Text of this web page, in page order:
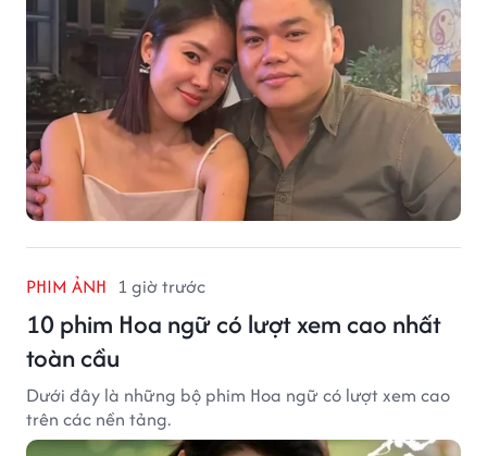
PHIM ẢNH 1 giờ trước
10 phim Hoa ngữ có lượt xem cao nhất
toàn cầu
Dưới đây là những bộ phim Hoa ngữ có lượt xem cao
trên các nền tảng.